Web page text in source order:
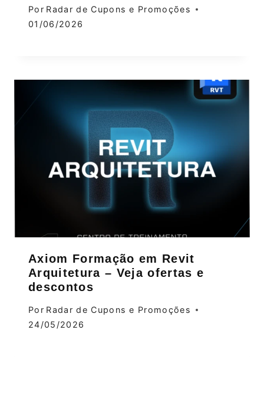
Por Radar de Cupons e Promoções
01/06/2026
Axiom Formação em Revit
Arquitetura – Veja ofertas e
descontos
Por Radar de Cupons e Promoções
24/05/2026